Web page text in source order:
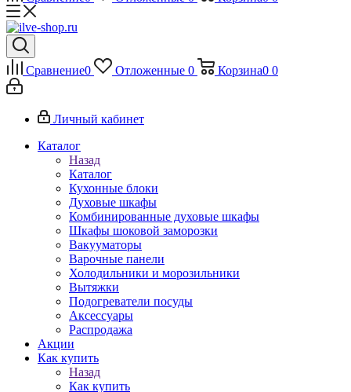
Сравнение0 Отложенные 0 Корзина0 0
Личный кабинет
Каталог
Назад
Каталог
Кухонные блоки
Духовые шкафы
Комбинированные духовые шкафы
Шкафы шоковой заморозки
Вакууматоры
Варочные панели
Холодильники и морозильники
Вытяжки
Подогреватели посуды
Аксессуары
Распродажа
Акции
Как купить
Назад
Как купить